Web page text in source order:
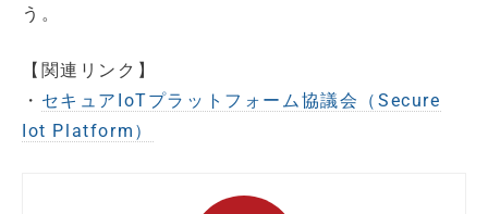
う。
【関連リンク】
・ セキュアIoTプラットフォーム協議会（Secure
Iot Platform）